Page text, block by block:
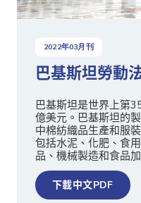
2022年03月刊
巴基斯坦勞動
巴基斯坦是世界上第
億美元。巴基斯坦的
中棉紡織品生產和服
包括水泥、化肥、食
品、機械製造和食品
下載中文PDF